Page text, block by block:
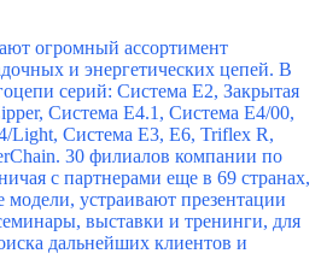
огромный ассортимент
и энергетических цепей. В
серий: Система E2, Закрытая
Система E4.1, Система E4/00,
Light, Система E3, E6, Triflex R,
. 30 филиалов компании по
с партнерами еще в 69 странах,
устраивают презентации
выставки и тренинги, для
дальнейших клиентов и